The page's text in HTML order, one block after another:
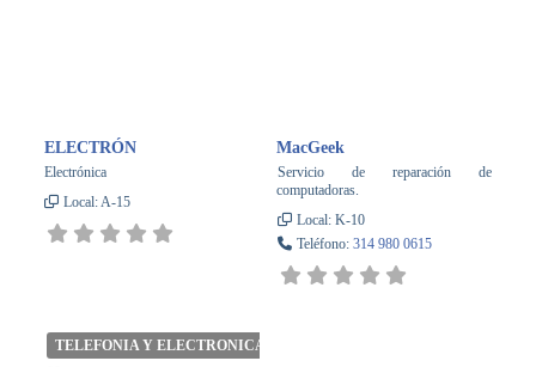
ELECTRÓN
Electrónica
Local:A-15
MacGeek
Servicio de reparación de
computadoras.
Local: K-10
Teléfono: 314 980 0615
TELEFONIA Y ELECTRONICA